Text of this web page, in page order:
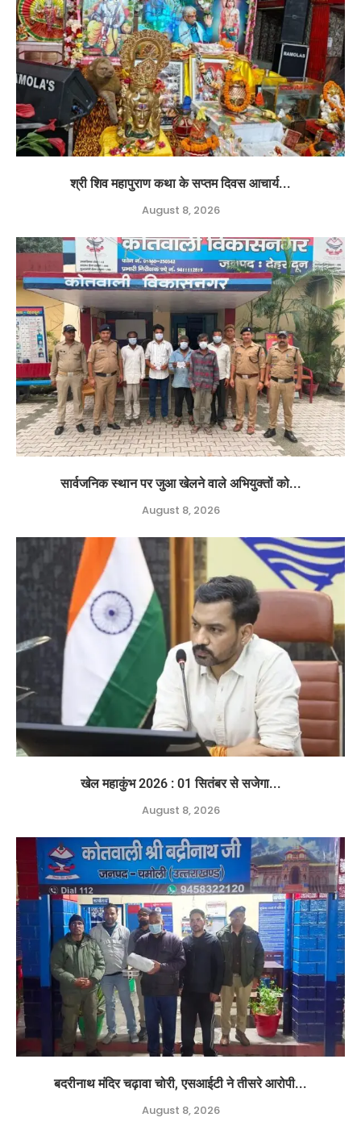
श्री शिव महापुराण कथा के सप्तम दिवस आचार्य...
August 8, 2026
सार्वजनिक स्थान पर जुआ खेलने वाले अभियुक्तों को...
August 8, 2026
खेल महाकुंभ 2026 : 01 सितंबर से सजेगा...
August 8, 2026
बदरीनाथ मंदिर चढ़ावा चोरी, एसआईटी ने तीसरे आरोपी...
August 8, 2026